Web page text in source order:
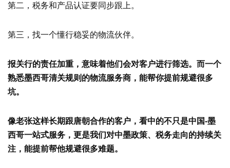
第二，税务和产品认证要同步跟上。
第三，找一个懂行稳妥的物流伙伴。
报关行的责任加重，意味着他们会对客户进行筛选。而一个
熟悉墨西哥清关规则的物流服务商，能帮你提前规避很多
坑。
像老张这样长期跟唐朝合作的客户，看中的不只是中国-墨
西哥一站式服务，更是我们对中墨政策、税务走向的持续关
注，能提前帮他规避很多难题。